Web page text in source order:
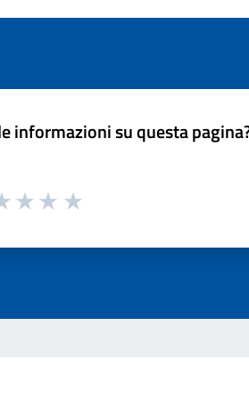
informazioni su questa